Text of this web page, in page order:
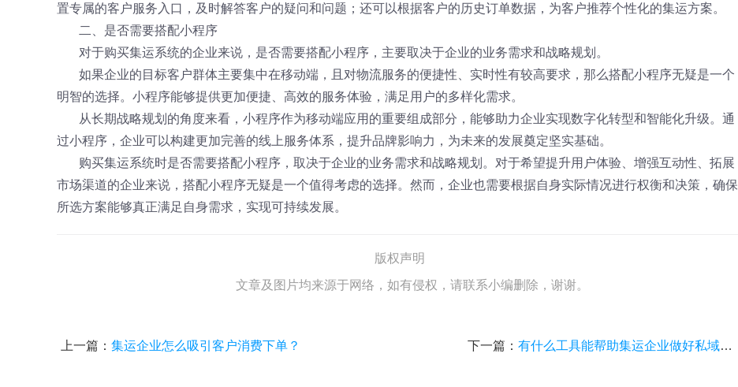
置专属的客户服务入口，及时解答客户的疑问和问题；还可以根据客户的历史订单数据，为客户推荐个性化的集运方案。
二、是否需要搭配小程序
对于购买集运系统的企业来说，是否需要搭配小程序，主要取决于企业的业务需求和战略规划。
如果企业的目标客户群体主要集中在移动端，且对物流服务的便捷性、实时性有较高要求，那么搭配小程序无疑是一个
明智的选择。小程序能够提供更加便捷、高效的服务体验，满足用户的多样化需求。
从长期战略规划的角度来看，小程序作为移动端应用的重要组成部分，能够助力企业实现数字化转型和智能化升级。通
过小程序，企业可以构建更加完善的线上服务体系，提升品牌影响力，为未来的发展奠定坚实基础。
购买集运系统时是否需要搭配小程序，取决于企业的业务需求和战略规划。对于希望提升用户体验、增强互动性、拓展
市场渠道的企业来说，搭配小程序无疑是一个值得考虑的选择。然而，企业也需要根据自身实际情况进行权衡和决策，确保
所选方案能够真正满足自身需求，实现可持续发展。
版权声明
文章及图片均来源于网络，如有侵权，请联系小编删除，谢谢。
上一篇： 集运企业怎么吸引客户消费下单？ 下一篇： 有什么工具能帮助集运企业做好私域运营？